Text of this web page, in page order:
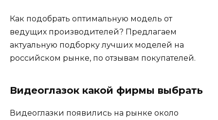
Как подобрать оптимальную модель от
ведущих производителей? Предлагаем
актуальную подборку лучших моделей на
российском рынке, по отзывам покупателей.
Видеоглазок какой фирмы выбрать
Видеоглазки появились на рынке около